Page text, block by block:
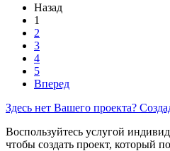
Назад
1
2
3
4
5
Вперед
Здесь нет Вашего проекта?
Воспользуйтесь услугой
чтобы создать проект, который